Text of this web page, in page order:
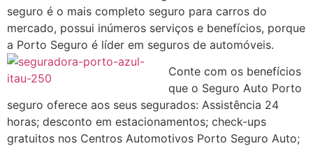
seguro é o mais completo seguro para carros do
mercado, possui inúmeros serviços e benefícios, porque
a Porto Seguro é líder em seguros de automóveis.
Conte com os benefícios
que o Seguro Auto Porto
seguro oferece aos seus segurados: Assistência 24
horas; desconto em estacionamentos; check-ups
gratuitos nos Centros Automotivos Porto Seguro Auto;